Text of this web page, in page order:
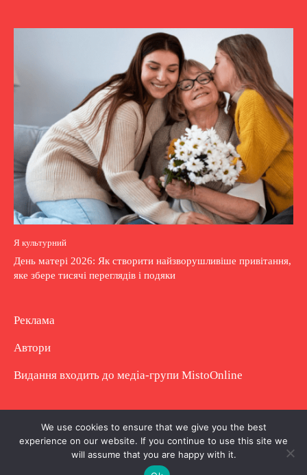
Я культурний
День матері 2026: Як створити найзворушливіше привітання,
яке збере тисячі переглядів і подяки
Реклама
Автори
Видання входить до медіа-групи MistoOnline
Copyright © Повне використання матеріалу
заборонено. Частково можна з гіперпосиланням.
We use cookies to ensure that we give you the best
experience on our website. If you continue to use this site we
will assume that you are happy with it.